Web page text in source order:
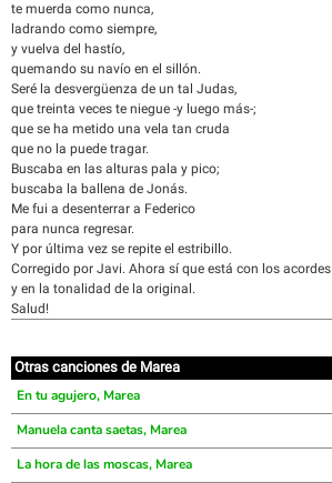
te muerda como nunca,
ladrando como siempre,
y vuelva del hastío,
quemando su navío en el sillón.
Seré la desvergüenza de un tal Judas,
que treinta veces te niegue -y luego más-;
que se ha metido una vela tan cruda
que no la puede tragar.
Buscaba en las alturas pala y pico;
buscaba la ballena de Jonás.
Me fui a desenterrar a Federico
para nunca regresar.
Y por última vez se repite el estribillo.
Corregido por Javi. Ahora sí que está con los acordes
y en la tonalidad de la original.
Salud!
Otras canciones de Marea
En tu agujero, Marea
Manuela canta saetas, Marea
La hora de las moscas, Marea